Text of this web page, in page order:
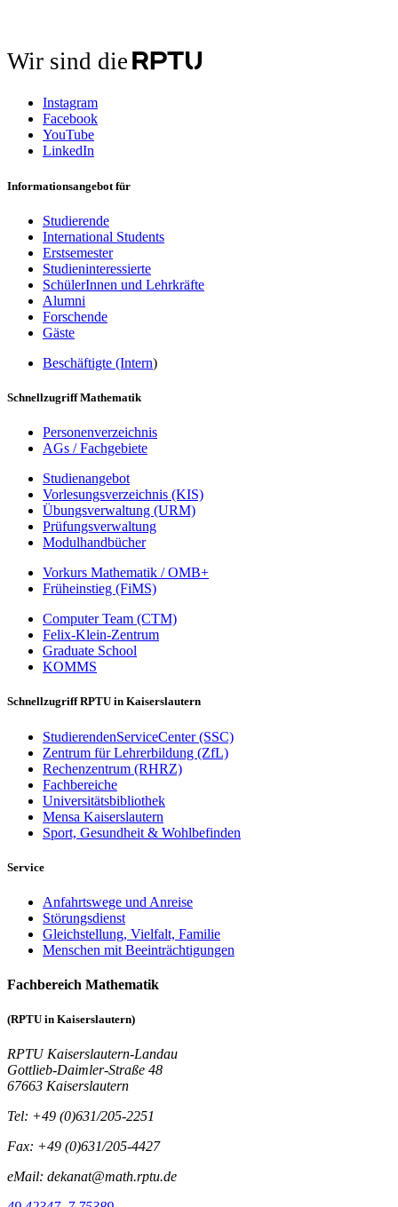
Wir sind die
Instagram
Facebook
YouTube
LinkedIn
Informationsangebot für
Studierende
International Students
Erstsemester
Studieninteressierte
SchülerInnen und Lehrkräfte
Alumni
Forschende
Gäste
Beschäftigte (Intern)
Schnellzugriff Mathematik
Personenverzeichnis
AGs / Fachgebiete
Studienangebot
Vorlesungsverzeichnis (KIS)
Übungsverwaltung (URM)
Prüfungsverwaltung
Modulhandbücher
Vorkurs Mathematik / OMB+
Früheinstieg (FiMS)
Computer Team (CTM)
Felix-Klein-Zentrum
Graduate School
KOMMS
Schnellzugriff RPTU in Kaiserslautern
StudierendenServiceCenter (SSC)
Zentrum für Lehrerbildung (ZfL)
Rechenzentrum (RHRZ)
Fachbereiche
Universitätsbibliothek
Mensa Kaiserslautern
Sport, Gesundheit & Wohlbefinden
Service
Anfahrtswege und Anreise
Störungsdienst
Gleichstellung, Vielfalt, Familie
Menschen mit Beeinträchtigungen
Fachbereich Mathematik
(RPTU in Kaiserslautern)
RPTU Kaiserslautern-Landau
Gottlieb-Daimler-Straße 48
67663 Kaiserslautern
Tel: +49 (0)631/205-2251
Fax: +49 (0)631/205-4427
eMail: dekanat@math.rptu.de